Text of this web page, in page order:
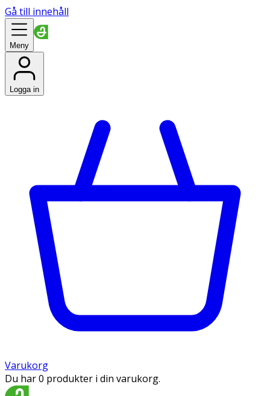
Gå till innehåll
Meny
Logga in
Varukorg
Du har 0 produkter i din varukorg.